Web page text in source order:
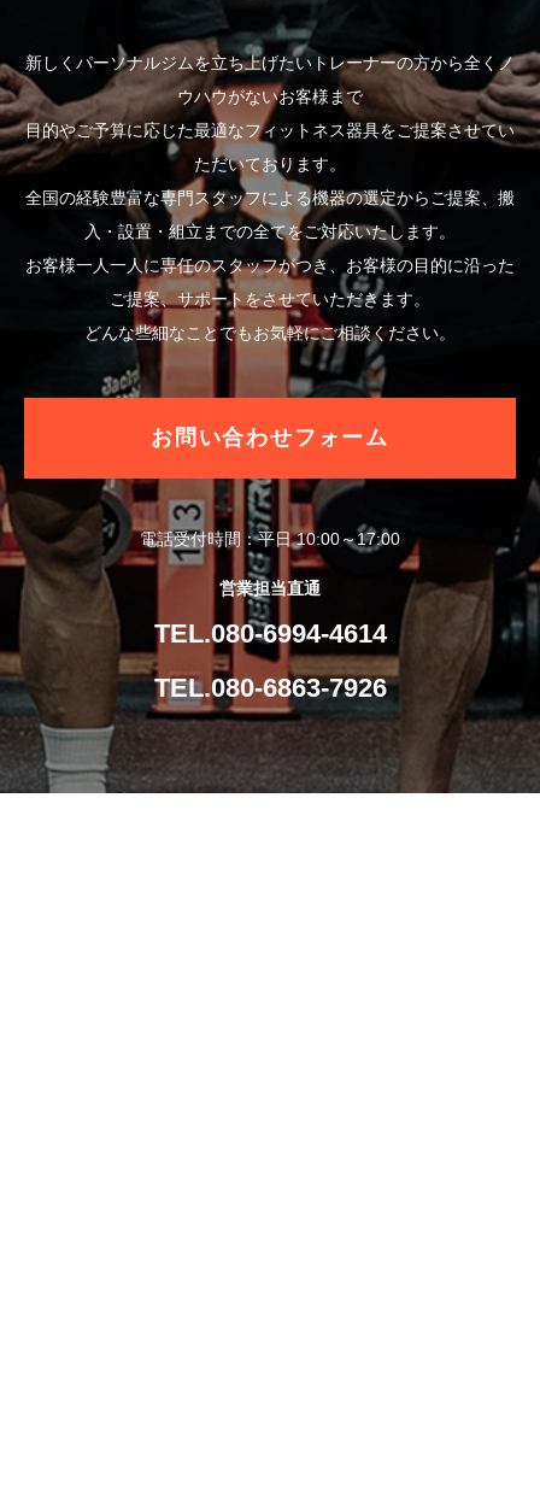
新しくパーソナルジムを立ち上げたいトレーナーの方から全くノ
ウハウがないお客様まで
目的やご予算に応じた最適なフィットネス器具をご提案させてい
ただいております。
全国の経験豊富な専門スタッフによる機器の選定からご提案、搬
入・設置・組立までの全てをご対応いたします。
お客様一人一人に専任のスタッフがつき、お客様の目的に沿った
ご提案、サポートをさせていただきます。
どんな些細なことでもお気軽にご相談ください。
お問い合わせフォーム
電話受付時間：平日 10:00～17:00
営業担当直通
TEL.080-6994-4614
TEL.080-6863-7926